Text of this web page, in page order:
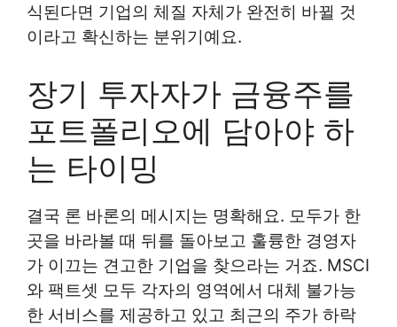
식된다면 기업의 체질 자체가 완전히 바뀔 것
이라고 확신하는 분위기예요.
장기 투자자가 금융주를
포트폴리오에 담아야 하
는 타이밍
결국 론 바론의 메시지는 명확해요. 모두가 한
곳을 바라볼 때 뒤를 돌아보고 훌륭한 경영자
가 이끄는 견고한 기업을 찾으라는 거죠. MSCI
와 팩트셋 모두 각자의 영역에서 대체 불가능
한 서비스를 제공하고 있고 최근의 주가 하락